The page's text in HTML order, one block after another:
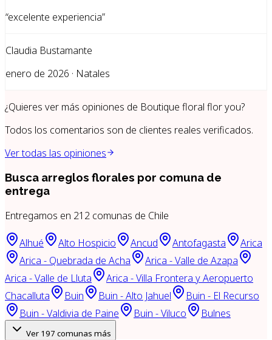
“excelente experiencia”
Claudia Bustamante
enero de 2026 · Natales
¿Quieres ver más opiniones de Boutique floral flor you?
Todos los comentarios son de clientes reales verificados.
Ver todas las opiniones
Busca arreglos florales por comuna de
entrega
Entregamos en 212 comunas de Chile
Alhué Alto Hospicio Ancud Antofagasta
Arica
Arica - Quebrada de Acha
Arica - Valle de Azapa
Arica - Valle de Lluta
Arica - Villa Frontera y Aeropuerto
Chacalluta
Buin Buin - Alto Jahuel
Buin - El Recurso
Buin - Valdivia de Paine
Buin - Viluco Bulnes
Ver 197 comunas más